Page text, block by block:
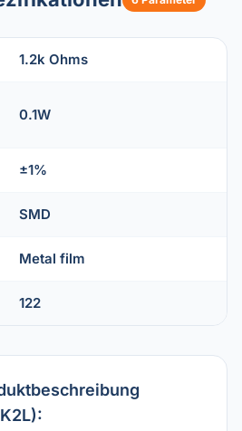
1.2k Ohms
0.1W
±1%
SMD
Metal film
122